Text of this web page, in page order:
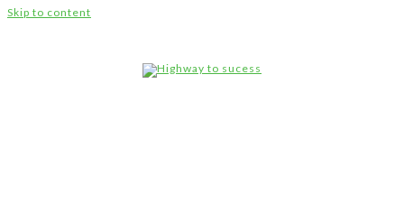
Skip to content